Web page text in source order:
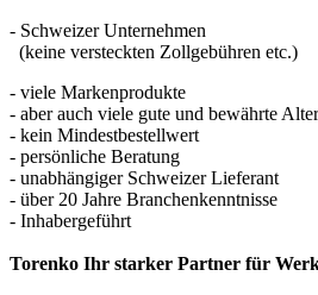
- Schweizer Unternehmen
(keine versteckten Zollgebühren etc.)
- viele Markenprodukte
- aber auch viele gute und bewährte
- kein Mindestbestellwert
- persönliche Beratung
- unabhängiger Schweizer Lieferant
- über 20 Jahre Branchenkenntnisse
- Inhabergeführt
Torenko Ihr starker Partner für